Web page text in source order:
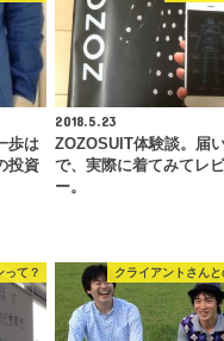
歩は
投資
2018.5.23
ZOZOSUIT体験談。届
で、実際に着てみてレ
ー。
って？ クライアントさんと